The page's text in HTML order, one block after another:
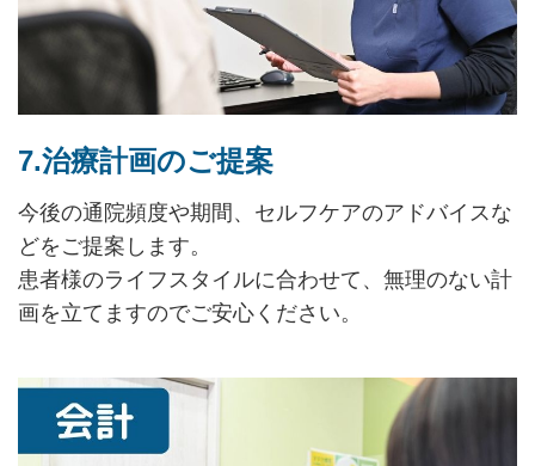
7.治療計画のご提案
今後の通院頻度や期間、セルフケアのアドバイスな
どをご提案します。
患者様のライフスタイルに合わせて、無理のない計
画を立てますのでご安心ください。